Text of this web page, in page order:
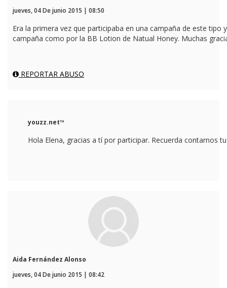
jueves, 04 De junio 2015 | 08:50
Era la primera vez que participaba en una campaña de este
campaña como por la BB Lotion de Natual Honey. Muchas
REPORTAR ABUSO
youzz.net™
Hola Elena, gracias a tí por participar. Recuerda contarnos
Aida Fernández Alonso
jueves, 04 De junio 2015 | 08:42